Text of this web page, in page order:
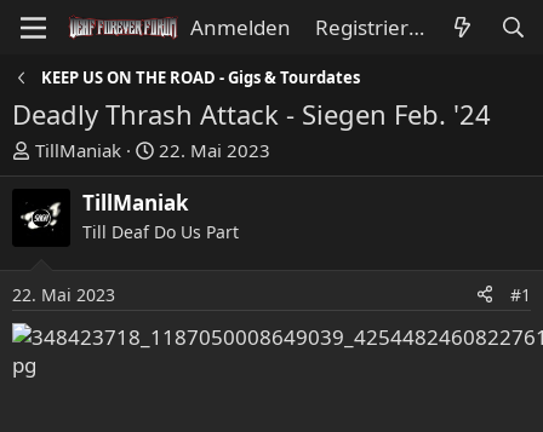
Anmelden Registrieren
KEEP US ON THE ROAD - Gigs & Tourdates
Deadly Thrash Attack - Siegen Feb. '24
E
r
t
e
l
e
r
TillManiak
E
r
s
t
l
22. Mai 2023
TillManiak
Till Deaf Do Us Part
22. Mai 2023 #1